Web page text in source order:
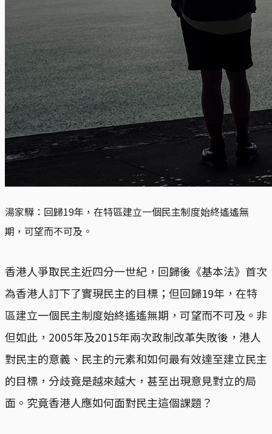
湯家驊：回歸19年，在特區建立一個民主制度始終遙遙無
期，可望而不可及。
香港人爭取民主近四分一世紀，回歸後《基本法》首次
為香港人訂下了實現民主的目標；但回歸19年，在特
區建立一個民主制度始終遙遙無期，可望而不可及。非
但如此，2005年及2015年兩次政制改革失敗後，港人
對民主的意義、民主的元素和如何最有效達至建立民主
的目標，分歧竟是越來越大，甚至出現意見對立的局
面。究竟香港人應如何面對民主這個課題？